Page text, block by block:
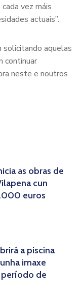
vez máis
actuais”.
solicitando aquelas
continuar
neste e noutros
as obras de
cun
euros
a piscina
imaxe
de